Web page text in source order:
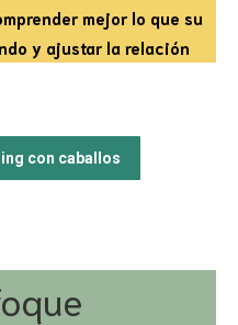
mejor lo que su
y ajustar la relación
con caballos